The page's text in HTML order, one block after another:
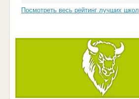
Посмотреть весь рейтинг лучших школ